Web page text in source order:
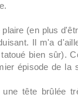
(en plus
Il m'a
bien sûr).
épisode de la
tête brûlée